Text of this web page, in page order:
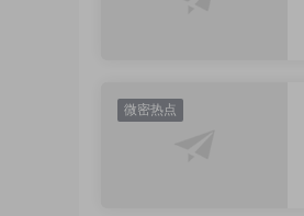
微密热点